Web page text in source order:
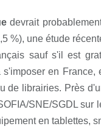
devrait
%), une étude
sauf s'il est
en France,
de librairies. Près
SNE/SGDL sur
en tablettes,